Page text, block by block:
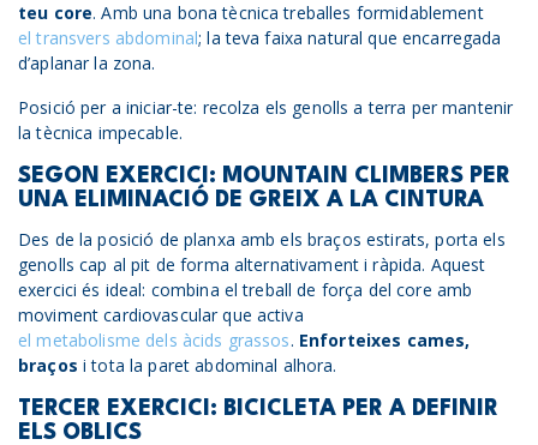
teu core. Amb una bona tècnica treballes formidablement
el transvers abdominal; la teva faixa natural que encarregada
d’aplanar la zona.
Posició per a iniciar-te: recolza els genolls a terra per mantenir
la tècnica impecable.
SEGON EXERCICI: MOUNTAIN CLIMBERS PER
UNA ELIMINACIÓ DE GREIX A LA CINTURA
Des de la posició de planxa amb els braços estirats, porta els
genolls cap al pit de forma alternativament i ràpida. Aquest
exercici és ideal: combina el treball de força del core amb
moviment cardiovascular que activa
el metabolisme dels àcids grassos. Enforteixes cames,
braços i tota la paret abdominal alhora.
TERCER EXERCICI: BICICLETA PER A DEFINIR
ELS OBLICS